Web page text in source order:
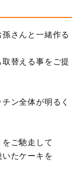
さんと一緒作る
替える事をご提
ン全体が明るく
ご馳走して
たケーキを